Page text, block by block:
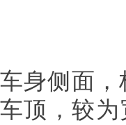
车身侧面，
车顶，较